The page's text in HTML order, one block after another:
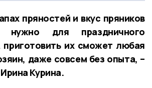
пряностей и вкус пряников
для праздничного
приготовить их сможет любая
даже совсем без опыта, –
Курина.